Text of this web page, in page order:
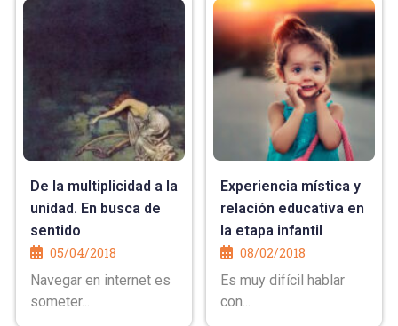
De la multiplicidad a la
unidad. En busca de
sentido
05/04/2018
Navegar en internet es
someter...
Experiencia mística y
relación educativa en
la etapa infantil
08/02/2018
Es muy difícil hablar
con...